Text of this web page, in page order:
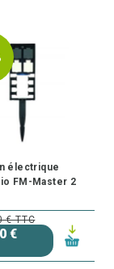
électrique
FM-Master 2
€ TTC
€